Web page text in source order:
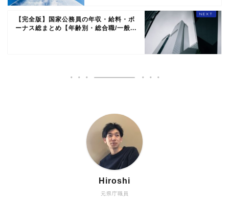
【完全版】国家公務員の年収・給料・ボ
ーナス総まとめ【年齢別・総合職/一般...
元県庁職員
Hiroshi